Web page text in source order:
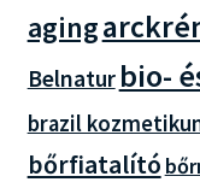
aging
Belnatur bio-
brazil
bőrfiatalító